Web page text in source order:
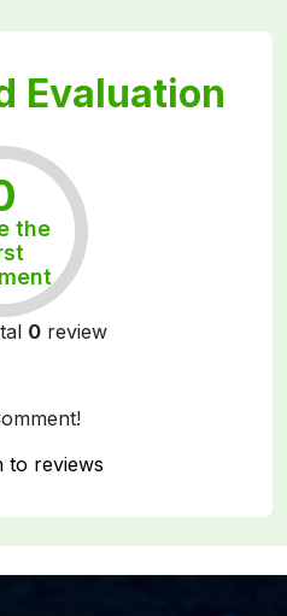
Evaluation
tốt
the
0 review
to reviews